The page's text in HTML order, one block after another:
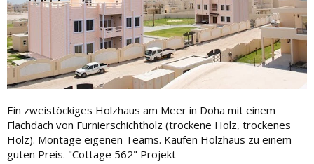
Ein zweistöckiges Holzhaus am Meer in Doha mit einem
Flachdach von Furnierschichtholz (trockene Holz, trockenes
Holz). Montage eigenen Teams. Kaufen Holzhaus zu einem
guten Preis. "Cottage 562" Projekt